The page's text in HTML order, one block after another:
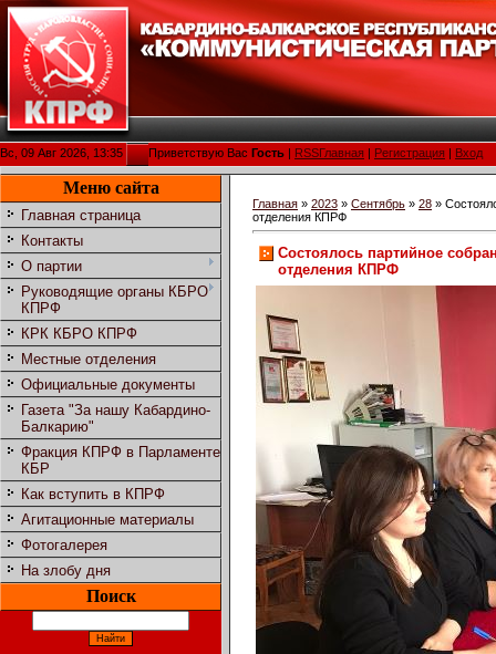
Вс, 09 Авг 2026, 13:35 Приветствую Вас Гость RSSГлавная Регистрация Вход
Меню сайта
Главная страница
Контакты
О партии
Руководящие органы КБРО
КПРФ
КРК КБРО КПРФ
Местные отделения
Официальные документы
Газета "За нашу Кабардино-
Балкарию"
Фракция КПРФ в Парламенте
КБР
Как вступить в КПРФ
Агитационные материалы
Фотогалерея
На злобу дня
Поиск
Главная » 2023 » Сентябрь » 28 »
отделения КПРФ
Состоялось партийное
отделения КПРФ